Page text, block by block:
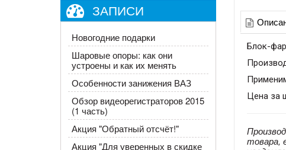
ЗАПИСИ
Новогодние подарки
Шаровые опоры: как они
устроены и как их менять
Особенности занижения ВАЗ
Обзор видеорегистраторов 2015
(1 часть)
Акция "Обратный отсчёт!"
​Акция "Для уверенных в скидке
Блок-
Цена за
товара,